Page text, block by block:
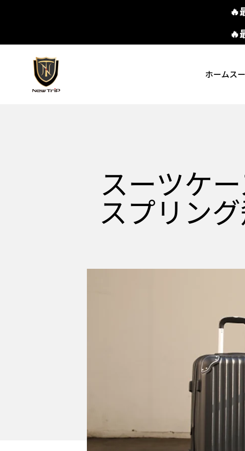
🔥
🔥
ホームス
New Trip
スーツケ
スプリン